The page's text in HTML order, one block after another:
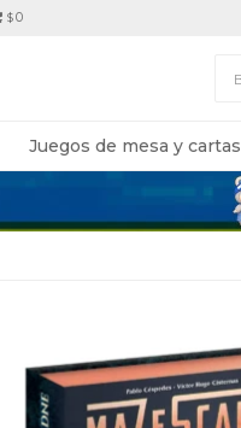
Juegos de mesa y cartas
$0